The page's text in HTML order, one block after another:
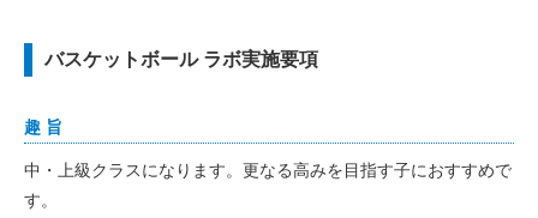
バスケットボール ラボ実施要項
趣 旨
中・上級クラスになります。更なる高みを目指す子におすすめで
す。